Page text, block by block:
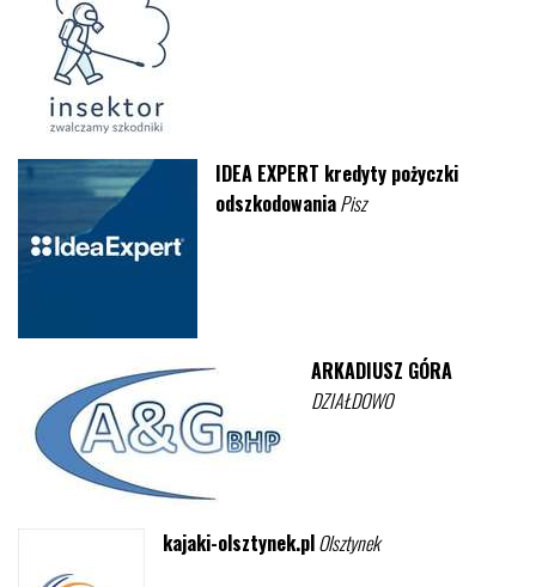
IDEA EXPERT kredyty pożyczki
odszkodowaniaPisz
ARKADIUSZ GÓRA
DZIAŁDOWO
kajaki-olsztynek.plOlsztynek